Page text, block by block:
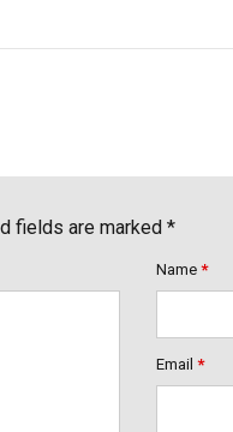
fields are marked *
Name *
Email *